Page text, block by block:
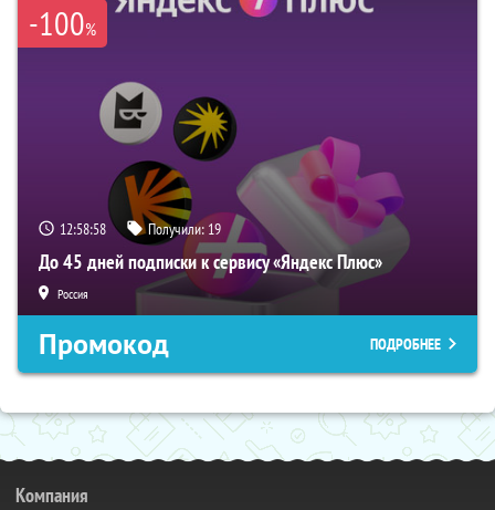
-100%
12:58:57 Получили: 19
До 45 дней подписки к сервису «Яндекс Плюс»
Россия
Промокод ПОДРОБНЕЕ
Компания